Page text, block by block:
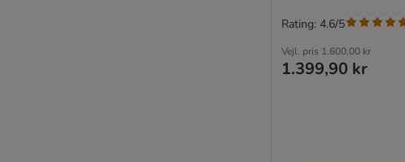
Vejl. pris 1.600,00 kr
1.399,90 kr
Rating: 4.6/5